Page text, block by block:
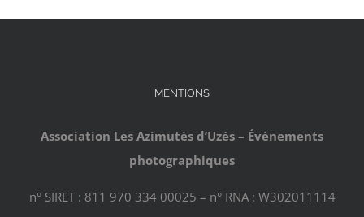
MENTIONS
Association Les Azimutés d’Uzès – Évènements
photographiques
n° SIRET : 811 970 334 00025 – n° RNA : W302011114